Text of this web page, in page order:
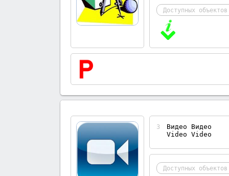
Доступных объектов
3
Видео Видео
Video Video
Доступных объектов